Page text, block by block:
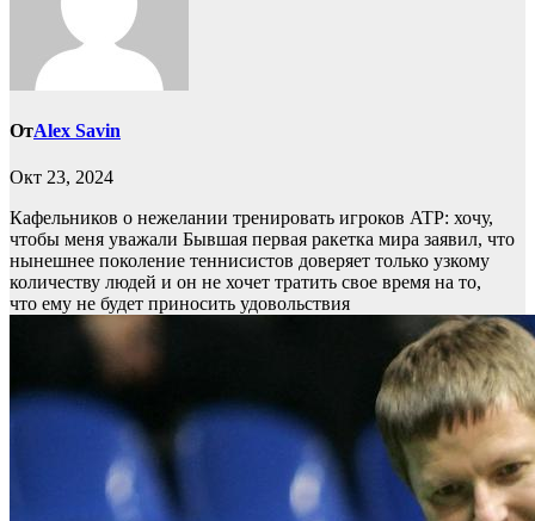
ОтAlex Savin
Окт 23, 2024
Кафельников о нежелании тренировать игроков ATP: хочу,
чтобы меня уважали Бывшая первая ракетка мира заявил, что
нынешнее поколение теннисистов доверяет только узкому
количеству людей и он не хочет тратить свое время на то,
что ему не будет приносить удовольствия